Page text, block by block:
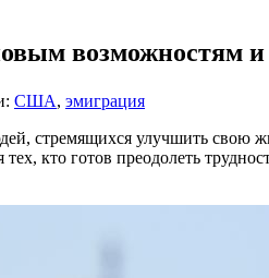
возможностям и
США, эмиграция
стремящихся улучшить свою
кто готов преодолеть